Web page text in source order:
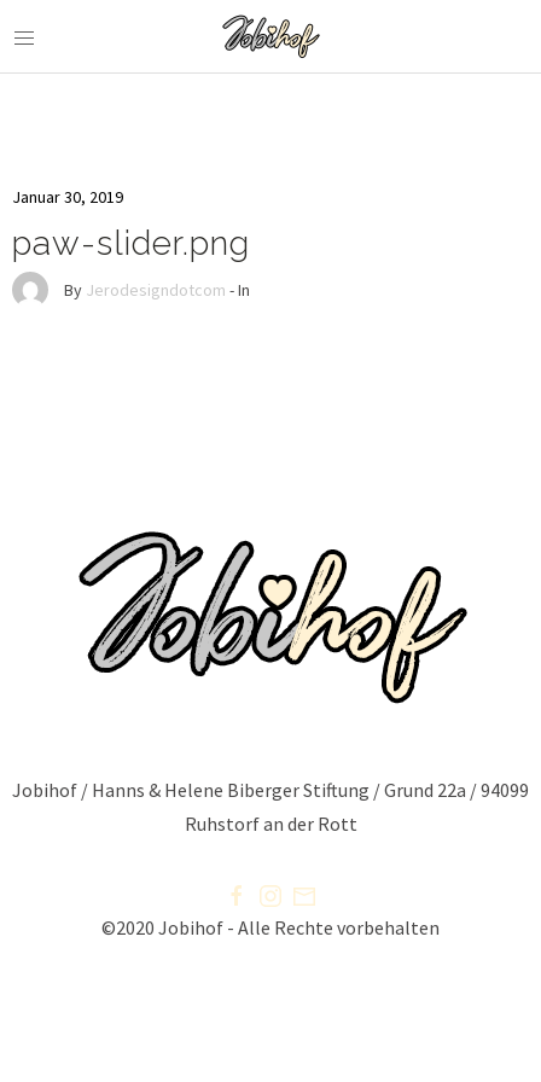
Januar 30, 2019
paw-slider.png
By Jerodesigndotcom - In
Jobihof / Hanns & Helene Biberger Stiftung / Grund 22a / 94099
Ruhstorf an der Rott
©2020 Jobihof - Alle Rechte vorbehalten